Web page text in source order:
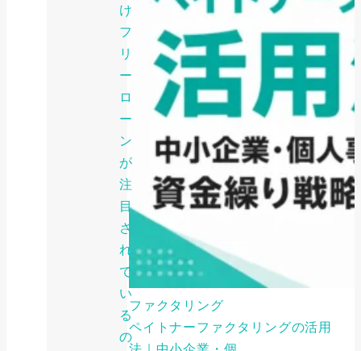
け
フ
リ
ー
ロ
ー
ン
が
注
目
さ
れ
て
い
る
の
ファクタリング
ペイトナーファクタリングの活用